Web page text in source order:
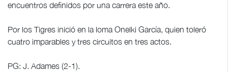
encuentros definidos por una carrera este año.
Por los Tigres inició en la loma Onelki García, quien toleró
cuatro imparables y tres circuitos en tres actos.
PG: J. Adames (2-1).